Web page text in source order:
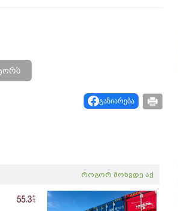
გაზიარება
როგორ მოხვდე აქ